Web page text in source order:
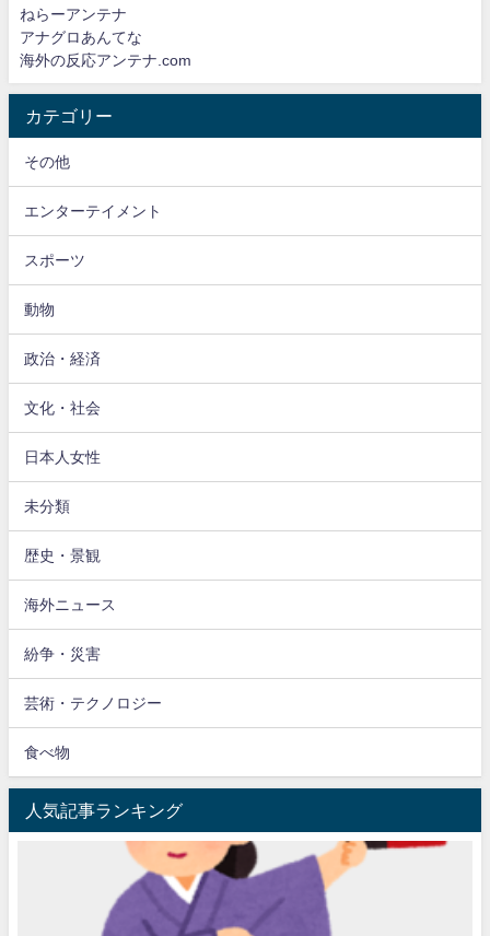
ねらーアンテナ
アナグロあんてな
海外の反応アンテナ.com
カテゴリー
その他
エンターテイメント
スポーツ
動物
政治・経済
文化・社会
日本人女性
未分類
歴史・景観
海外ニュース
紛争・災害
芸術・テクノロジー
食べ物
人気記事ランキング